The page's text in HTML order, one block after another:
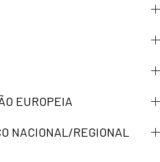
EUROPEIA
NACIONAL/REGIONAL